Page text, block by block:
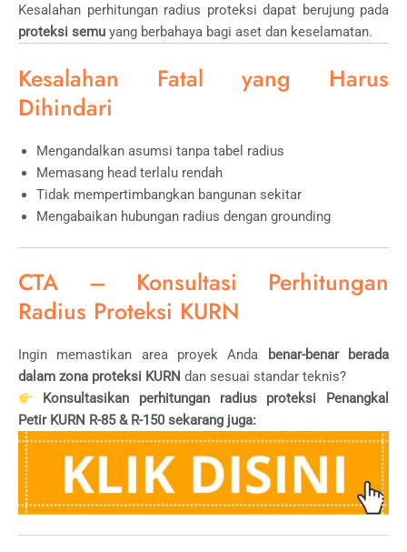
Kesalahan perhitungan radius proteksi dapat berujung pada
proteksi semu yang berbahaya bagi aset dan keselamatan.
Kesalahan Fatal yang Harus
Dihindari
Mengandalkan asumsi tanpa tabel radius
Memasang head terlalu rendah
Tidak mempertimbangkan bangunan sekitar
Mengabaikan hubungan radius dengan grounding
CTA – Konsultasi Perhitungan
Radius Proteksi KURN
Ingin memastikan area proyek Anda
benar-benar berada
dalam zona proteksi KURN dan sesuai standar teknis?
Konsultasikan perhitungan radius proteksi Penangkal
Petir KURN R-85 & R-150 sekarang juga: